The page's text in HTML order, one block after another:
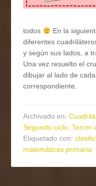
todos
En la
diferentes
y según sus lados, a
Una vez resuelto el
dibujar al lado de
correspondiente.
Archivado en:
Segundo ciclo,Tercer
Etiquetado con:
matemáticas primaria